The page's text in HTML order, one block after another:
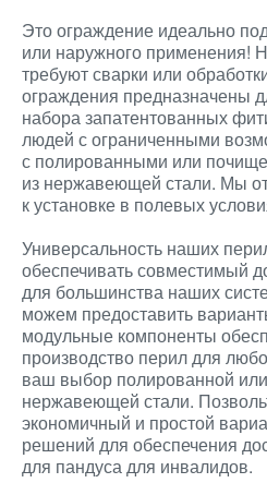
Это ограждение идеально
или наружного применения!
требуют сварки или
ограждения предназначены
набора запатентованных
людей с ограниченными
с полированными или
из нержавеющей стали. Мы
к установке в полевых
Универсальность наших
обеспечивать совместимый
для большинства наших
можем предоставить
модульные компоненты
производство перил для
ваш выбор полированной
нержавеющей стали.
экономичный и простой
решений для обеспечения
для пандуса для инвалидов.